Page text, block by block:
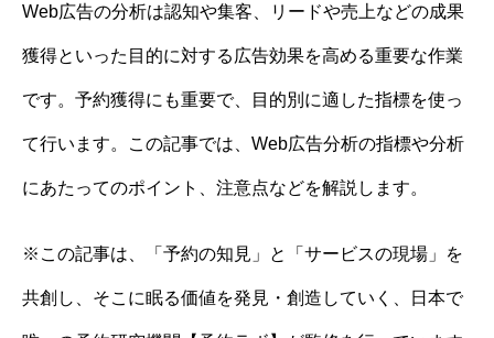
Web広告の分析は認知や集客、リードや売上などの成果
獲得といった目的に対する広告効果を高める重要な作業
です。予約獲得にも重要で、目的別に適した指標を使っ
て行います。この記事では、Web広告分析の指標や分析
にあたってのポイント、注意点などを解説します。
※この記事は、「予約の知見」と「サービスの現場」を
共創し、そこに眠る価値を発見・創造していく、日本で